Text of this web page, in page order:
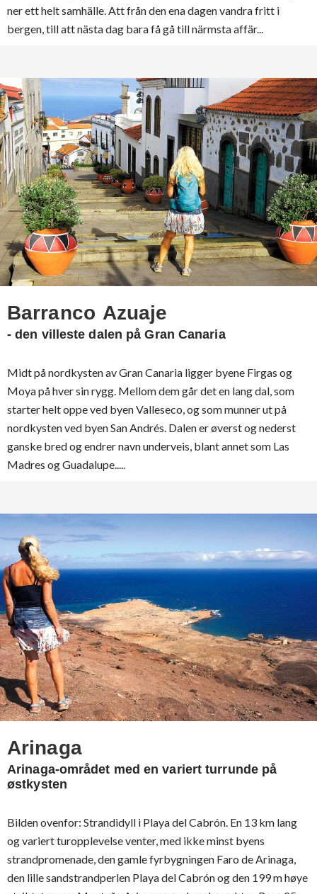
ner ett helt samhälle. Att från den ena dagen vandra fritt i
bergen, till att nästa dag bara få gå till närmsta affär...
Barranco Azuaje
- den villeste dalen på Gran Canaria
Midt på nordkysten av Gran Canaria ligger byene Firgas og
Moya på hver sin rygg. Mellom dem går det en lang dal, som
starter helt oppe ved byen Valleseco, og som munner ut på
nordkysten ved byen San Andrés. Dalen er øverst og nederst
ganske bred og endrer navn underveis, blant annet som Las
Madres og Guadalupe.....
Arinaga
Arinaga-området med en variert turrunde på
østkysten
Bilden ovenfor: Strandidyll i Playa del Cabrón. En 13 km lang
og variert turopplevelse venter, med ikke minst byens
strandpromenade, den gamle fyrbygningen Faro de Arinaga,
den lille sandstrandperlen Playa del Cabrón og den 199 m høye